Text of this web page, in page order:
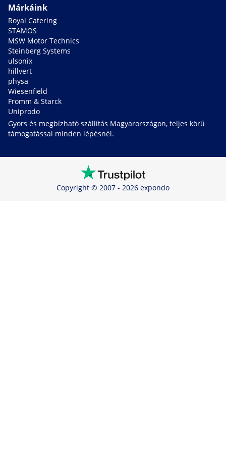
Márkáink
Royal Catering
STAMOS
MSW Motor Technics
Steinberg Systems
ulsonix
hillvert
physa
Wiesenfield
Fromm & Starck
Uniprodo
Gyors és megbízható szállítás Magyarországon, teljes körű
támogatással minden lépésnél.
Copyright © 2007 - 2026 expondo